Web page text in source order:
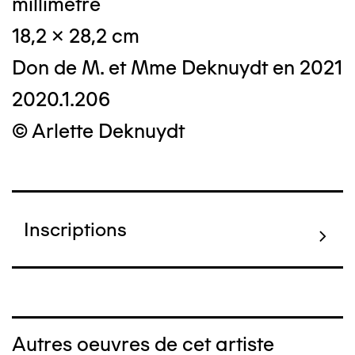
18,2 x 28,2 cm
Don de M. et Mme Deknuydt en 2021
2020.1.206
© Arlette Deknuydt
Inscriptions
Autres oeuvres de cet artiste